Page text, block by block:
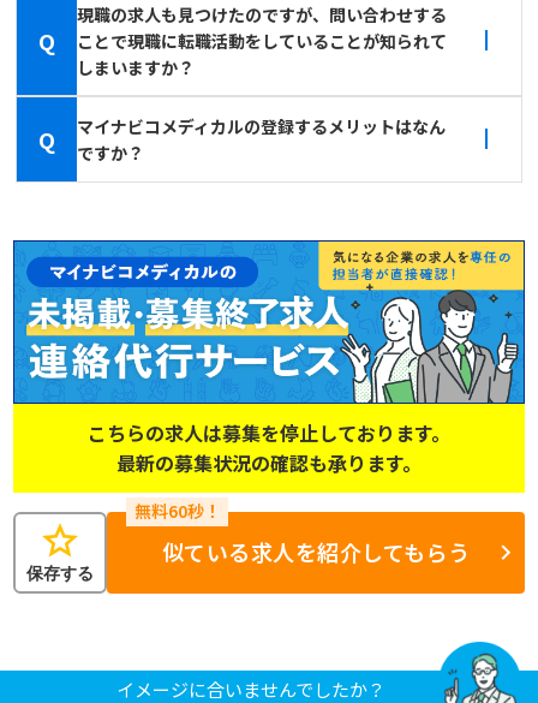
Q
現職の求人も見つけたのですが、問い合わせする
ことで現職に転職活動をしていることが知られて
しまいますか？
Q
マイナビコメディカルの登録するメリットはなん
ですか？
こちらの求人は募集を停止しております。
最新の募集状況の確認も承ります。
star
保存する
似ている求人を紹介してもらう
イメージに合いませんでしたか？